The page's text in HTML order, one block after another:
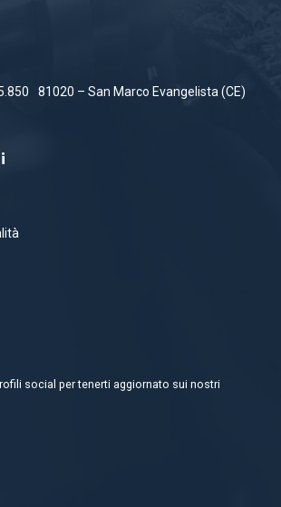
81020 – San Marco Evangelista (CE)
social per tenerti aggiornato sui nostri